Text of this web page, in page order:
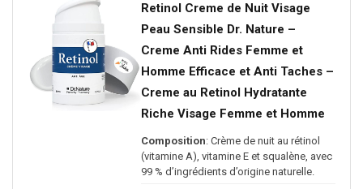
Retinol Creme de Nuit Visage
Peau Sensible Dr. Nature –
Creme Anti Rides Femme et
Homme Efficace et Anti Taches –
Creme au Retinol Hydratante
Riche Visage Femme et Homme
Composition: Crème de nuit au rétinol
(vitamine A), vitamine E et squalène, avec
99 % d’ingrédients d’origine naturelle.